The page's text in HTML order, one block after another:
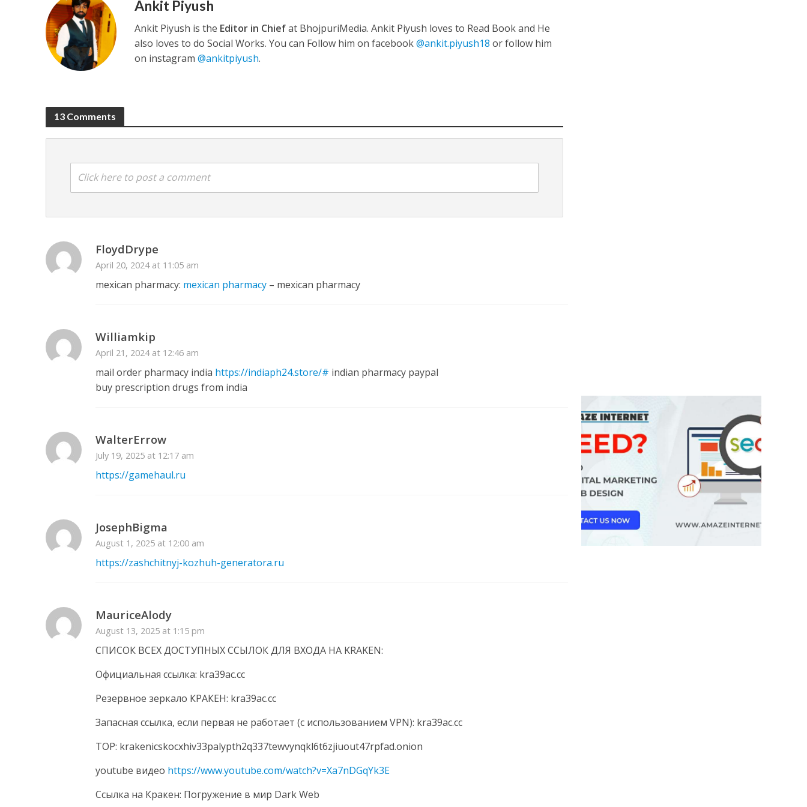
Ankit Piyush
Ankit Piyush is the Editor in Chiefat BhojpuriMedia. Ankit Piyush loves to Read Book and He
also loves to do Social Works. You can Follow him on facebook@ankit.piyush18 or follow him
on instagram@ankitpiyush.
13 Comments
Click here to post a comment
FloydDrype
April 20, 2024 at 11:05 am
mexican pharmacy: mexican pharmacy– mexican pharmacy
Williamkip
April 21, 2024 at 12:46 am
mail order pharmacy india https://indiaph24.store/# indian pharmacy paypal
buy prescription drugs from india
WalterErrow
July 19, 2025 at 12:17 am
https://gamehaul.ru
JosephBigma
August 1, 2025 at 12:00 am
https://zashchitnyj-kozhuh-generatora.ru
MauriceAlody
August 13, 2025 at 1:15 pm
СПИСОК ВСЕХ ДОСТУПНЫХ ССЫЛОК ДЛЯ ВХОДА НА KRAKЕN:
Официальная ссылка: kra39ac.cc
Резервное зеркалo КРАКЕH: kra39ac.cc
Запасная ссылка, если первая не работает (с использованием VPN): kra39ac.cc
ТОР: krakenicskocxhiv33palypth2q337tewvynqkl6t6zjiuout47rpfad.onion
youtube видео https://www.youtube.com/watch?v=Xa7nDGqYk3E
Ссылка на Кракен: Погружение в мир Dark Web